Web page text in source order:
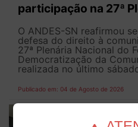
participação na 27ª
O ANDES-SN reafirmou
defesa do direito à
27ª Plenária Nacional do
Democratização da
realizada no último
Publicado em: 04 de Agosto de 2026